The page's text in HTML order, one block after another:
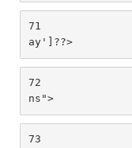
71
ay']??>
72
ns">
73